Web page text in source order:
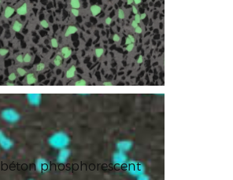
béton phosphorescent